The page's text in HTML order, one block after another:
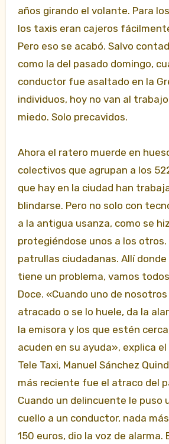
años girando el volante. Para
los taxis eran cajeros
Pero eso se acabó. Salvo
como la del pasado domingo,
conductor fue asaltado en la
individuos, hoy no van al
miedo. Solo precavidos.
Ahora el ratero muerde en
colectivos que agrupan a los
que hay en la ciudad han
blindarse. Pero no solo con
a la antigua usanza, como se
protegiéndose unos a los otros.
patrullas ciudadanas. Allí
tiene un problema, vamos
Doce. «Cuando uno de
atracado o se lo huele, da la
la emisora y los que estén
acuden en su ayuda», explica
Tele Taxi, Manuel Sánchez
más reciente fue el atraco del
Cuando un delincuente le puso
cuello a un conductor, nada
150 euros, dio la voz de alarma.